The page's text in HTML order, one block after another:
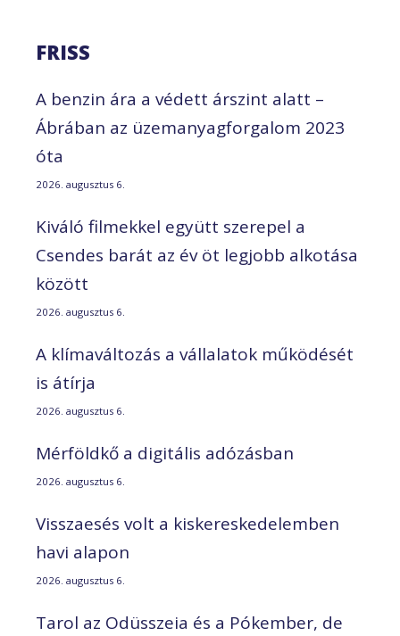
FRISS
A benzin ára a védett árszint alatt –
Ábrában az üzemanyagforgalom 2023
óta
2026. augusztus 6.
Kiváló filmekkel együtt szerepel a
Csendes barát az év öt legjobb alkotása
között
2026. augusztus 6.
A klímaváltozás a vállalatok működését
is átírja
2026. augusztus 6.
Mérföldkő a digitális adózásban
2026. augusztus 6.
Visszaesés volt a kiskereskedelemben
havi alapon
2026. augusztus 6.
Tarol az Odüsszeia és a Pókember, de